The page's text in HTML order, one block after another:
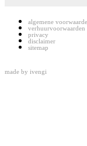
algemene
verhuurvoorwaarden
privacy
disclaimer
sitemap
made by ivengi